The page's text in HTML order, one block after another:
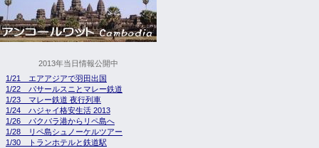
2013年当日情報公開中
1/21 エアアジアで羽田出国
1/22 パサールスニとマレー鉄道
1/23 マレー鉄道 夜行列車
1/24 ハジャイ格安生活 2013
1/26 パクバラ港からリペ島へ
1/28 リペ島シュノーケルツアー
1/30 トランホテルと鉄道駅